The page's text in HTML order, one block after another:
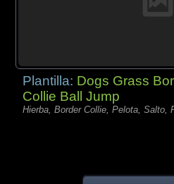
Plantilla: Dogs Grass
Collie Ball Jump
Hierba, Border Collie, Pelota, Salto,